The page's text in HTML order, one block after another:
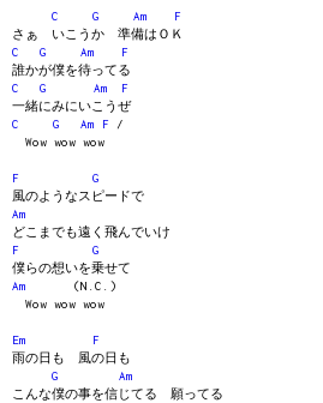
C G Am
F
さぁ いこうか 準備はＯＫ
C
G Am
F
誰かが僕を待ってる
C
G Am
F
一緒にみにいこうぜ
C
G Am F /
Wow wow wow
F
G
風のようなスピードで
Am
どこまでも遠く飛んでいけ
F
G
僕らの想いを乗せて
Am (N.C.)
Wow wow wow
Em
F
雨の日も 風の日も
G
Am
こんな僕の事を信じてる 願ってる